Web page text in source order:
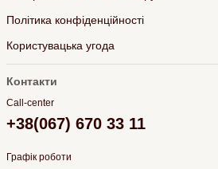
Політика конфіденційності
Користувацька угода
Контакти
Call-center
+38(067) 670 33 11
Графік роботи